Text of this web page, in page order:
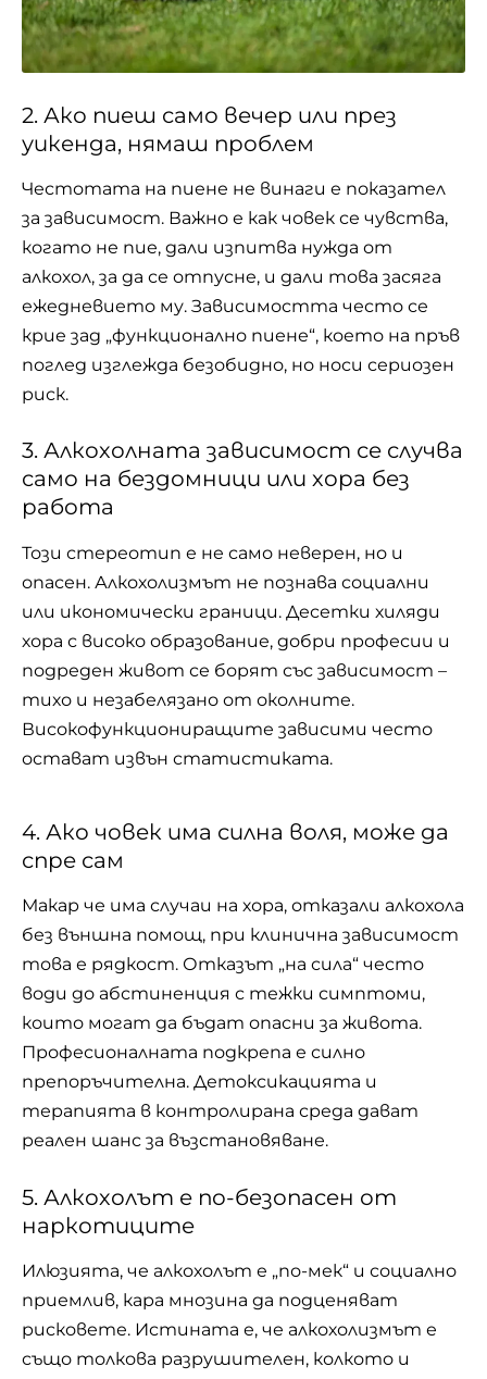
2. Ако пиеш само вечер или през
уикенда, нямаш проблем
Честотата на пиене не винаги е показател
за зависимост. Важно е как човек се чувства,
когато не пие, дали изпитва нужда от
алкохол, за да се отпусне, и дали това засяга
ежедневието му. Зависимостта често се
крие зад „функционално пиене“, което на пръв
поглед изглежда безобидно, но носи сериозен
риск.
3. Алкохолната зависимост се случва
само на бездомници или хора без
работа
Този стереотип е не само неверен, но и
опасен. Алкохолизмът не познава социални
или икономически граници. Десетки хиляди
хора с високо образование, добри професии и
подреден живот се борят със зависимост –
тихо и незабелязано от околните.
Високофункциониращите зависими често
остават извън статистиката.
4. Ако човек има силна воля, може да
спре сам
Макар че има случаи на хора, отказали алкохола
без външна помощ, при клинична зависимост
това е рядкост. Отказът „на сила“ често
води до абстиненция с тежки симптоми,
които могат да бъдат опасни за живота.
Професионалната подкрепа е силно
препоръчителна. Детоксикацията и
терапията в контролирана среда дават
реален шанс за възстановяване.
5. Алкохолът е по-безопасен от
наркотиците
Илюзията, че алкохолът е „по-мек“ и социално
приемлив, кара мнозина да подценяват
рисковете. Истината е, че алкохолизмът е
също толкова разрушителен, колкото и